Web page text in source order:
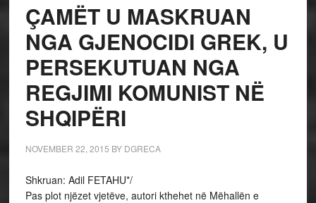
ÇAMËT U MASKRUAN
NGA GJENOCIDI GREK, U
PERSEKUTUAN NGA
REGJIMI KOMUNIST NË
SHQIPËRI
NOVEMBER 22, 2015 BY DGRECA
Shkruan: Adil FETAHU*/
Pas plot njëzet vjetëve, autori kthehet në Mëhallën e